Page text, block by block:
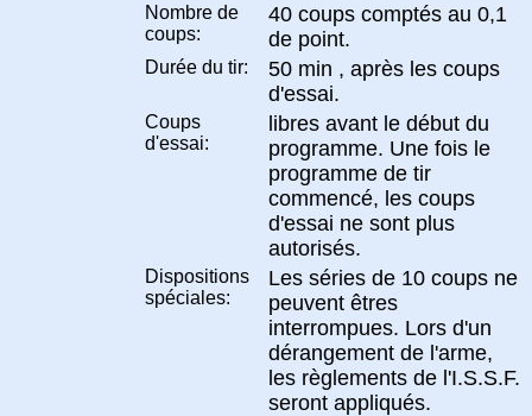
Nombre de
coups:
40 coups comptés au 0,1
de point.
Durée du tir:
50 min , après les coups
d'essai.
Coups
d'essai:
libres avant le début du
programme. Une fois le
programme de tir
commencé, les coups
d'essai ne sont plus
autorisés.
Dispositions
spéciales:
Les séries de 10 coups ne
peuvent êtres
interrompues. Lors d'un
dérangement de l'arme,
les règlements de l'I.S.S.F.
seront appliqués.